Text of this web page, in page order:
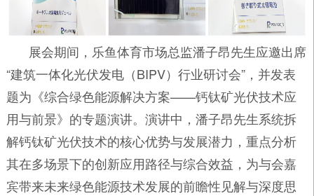
展会期间，乐鱼体育市场总监潘子昂先生应邀出席
“建筑一体化光伏发电（BIPV）行业研讨会”，并发表
题为《综合绿色能源解决方案——钙钛矿光伏技术应
用与前景》的专题演讲。演讲中，潘子昂先生系统拆
解钙钛矿光伏技术的核心优势与发展潜力，重点分析
其在多场景下的创新应用路径与综合效益，为与会嘉
宾带来未来绿色能源技术发展的前瞻性见解与深度思